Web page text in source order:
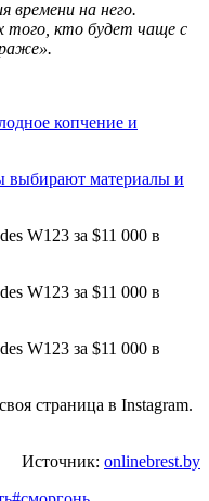
времени на него.
того, кто будет чаще с
копчение и
выбирают материалы и
страница в Instagram.
Источник: onlinebrest.by